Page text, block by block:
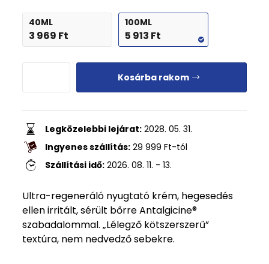
40ML
3 969 Ft
100ML
5 913 Ft
Kosárba rakom
Legközelebbi lejárat: 2028. 05. 31.
Ingyenes szállítás: 29 999 Ft-tól
Szállítási idő: 2026. 08. 11. - 13.
Ultra-regeneráló nyugtató krém, hegesedés
ellen irritált, sérült bőrre Antalgicine®
szabadalommal. „Lélegző kötszerszerű”
textúra, nem nedvedző sebekre.